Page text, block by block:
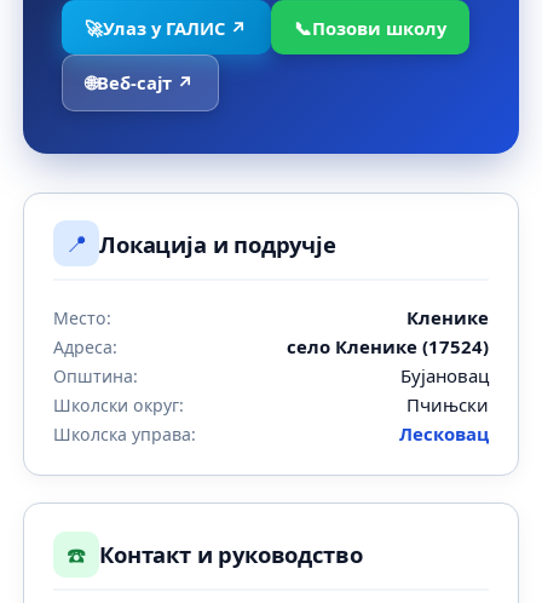
🚀Улаз у ГАЛИС ↗ 📞Позови школу
🌐Веб-сајт ↗
📍 Локација и подручје
Место: Кленике
Адреса: село Кленике (17524)
Општина: Бујановац
Школски округ: Пчињски
Школска управа: Лесковац
☎️ Контакт и руководство